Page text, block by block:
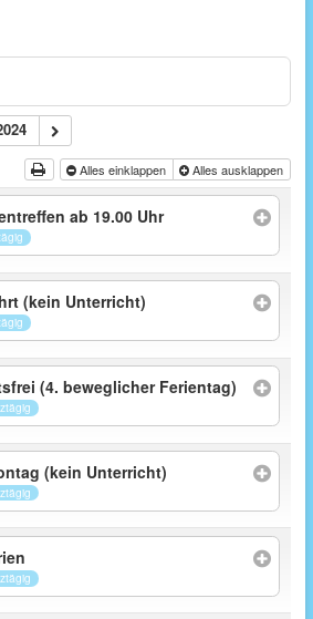
Alles einklappen Alles ausklappen
ab 19.00 Uhr
(kein Unterricht)
(4. beweglicher Ferientag)
(kein Unterricht)